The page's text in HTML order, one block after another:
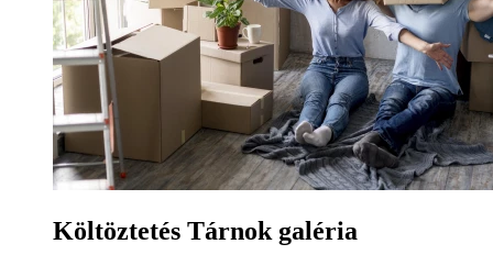
Költöztetés Tárnok galéria